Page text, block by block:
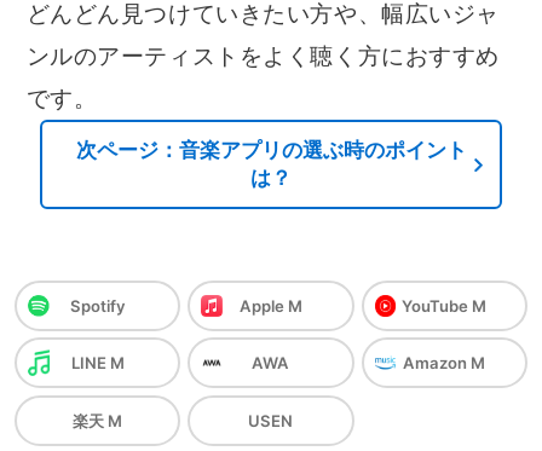
どんどん見つけていきたい方や、幅広いジャ
ンルのアーティストをよく聴く方におすすめ
です。
次ページ：音楽アプリの選ぶ時のポイント
は？
Spotify Apple M YouTube M
LINE M AWA Amazon M
楽天 M USEN